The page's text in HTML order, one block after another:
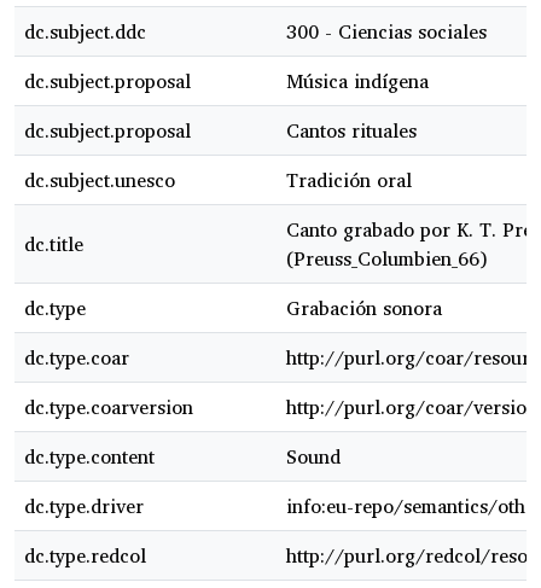
dc.subject.ddc
300 - Ciencias sociales
dc.subject.proposal
Música indígena
dc.subject.proposal
Cantos rituales
dc.subject.unesco
Tradición oral
dc.title
Canto grabado por K. T.
(Preuss_Columbien_66)
dc.type
Grabación sonora
dc.type.coar
http://purl.org/coar/
dc.type.coarversion
http://purl.org/coar/version/
dc.type.content
Sound
dc.type.driver
info:eu-repo/semantics/
dc.type.redcol
http://purl.org/redcol/